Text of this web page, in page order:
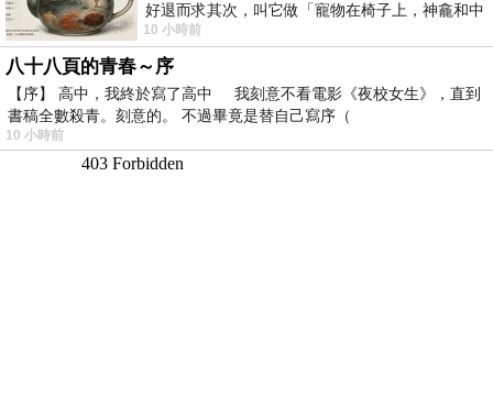
好退而求其次，叫它做「寵物在椅子上，神龕和中
年人臉孔」的畫了。 六月底
10 小時前
八十八頁的青春～序
【序】 高中，我終於寫了高中 我刻意不看電影《夜校女生》，直到
書稿全數殺青。刻意的。 不過畢竟是替自己寫序（
10 小時前